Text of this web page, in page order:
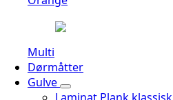
Multi
Dørmåtter
Gulve